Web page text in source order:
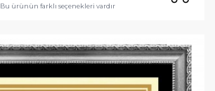
Bu ürünün farklı seçenekleri vardır